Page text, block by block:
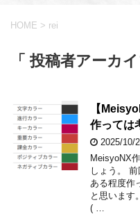
HOME > rei
「 投稿者アーカ
【
作っては
2025/10/
MeisyoNX
しょう。
ある程度作
と思います
( …